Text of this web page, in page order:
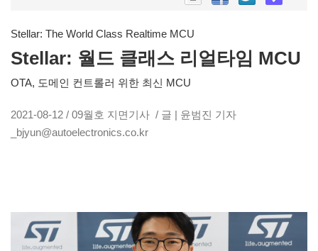
Stellar: The World Class Realtime MCU
Stellar: 월드 클래스 리얼타임 MCU
OTA, 도메인 컨트롤러 위한 최신 MCU
2021-08-12 / 09월호 지면기사 / 글 | 윤범진 기자
_bjyun@autoelectronics.co.kr